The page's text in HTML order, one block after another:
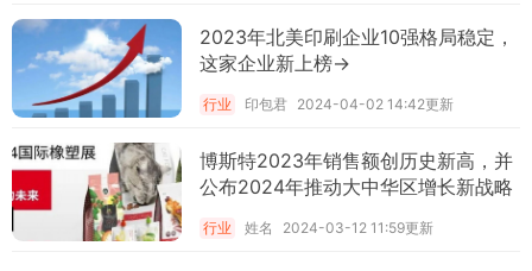
2023年北美印刷企业10强格局稳定，
这家企业新上榜→
行业 印包君 2024-04-02 14:42更新
博斯特2023年销售额创历史新高，并
公布2024年推动大中华区增长新战略
行业 姓名 2024-03-12 11:59更新